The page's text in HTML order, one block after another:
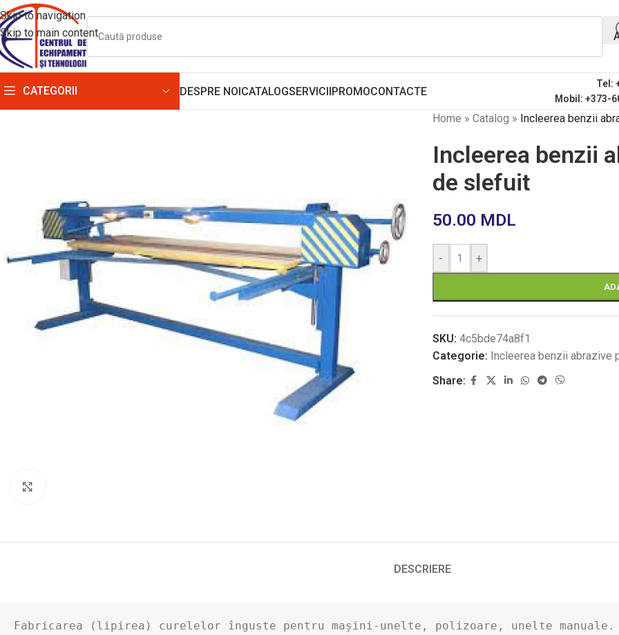
Skip to navigation
Skip to main content
CATEGORII DESPRE NOICATALOGSERVICIIPROMOCONTACTE
Tel:
Mobil: +373-
Home » Catalog » Incleerea benzii
Incleerea benzii
de slefuit
50.00 MDL
- +
SKU: 4c5bde74a8f1
Categorie: Incleerea benzii abrazive
Share:
DESCRIERE
Fabricarea (lipirea) curelelor înguste pentru mașini-unelte, polizoare, unelte manuale.